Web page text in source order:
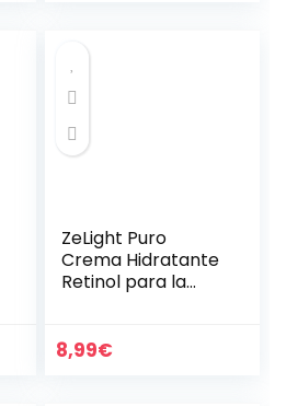
ZeLight Puro
Crema Hidratante
Retinol para la
a A- Crema Facial
8,99€